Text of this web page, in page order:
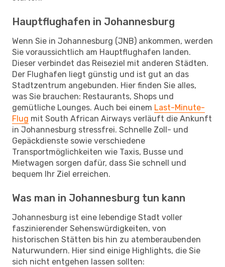
Hauptflughafen in Johannesburg
Wenn Sie in Johannesburg (JNB) ankommen, werden
Sie voraussichtlich am Hauptflughafen landen.
Dieser verbindet das Reiseziel mit anderen Städten.
Der Flughafen liegt günstig und ist gut an das
Stadtzentrum angebunden. Hier finden Sie alles,
was Sie brauchen: Restaurants, Shops und
gemütliche Lounges. Auch bei einem Last-Minute-
Flug mit South African Airways verläuft die Ankunft
in Johannesburg stressfrei. Schnelle Zoll- und
Gepäckdienste sowie verschiedene
Transportmöglichkeiten wie Taxis, Busse und
Mietwagen sorgen dafür, dass Sie schnell und
bequem Ihr Ziel erreichen.
Was man in Johannesburg tun kann
Johannesburg ist eine lebendige Stadt voller
faszinierender Sehenswürdigkeiten, von
historischen Stätten bis hin zu atemberaubenden
Naturwundern. Hier sind einige Highlights, die Sie
sich nicht entgehen lassen sollten: